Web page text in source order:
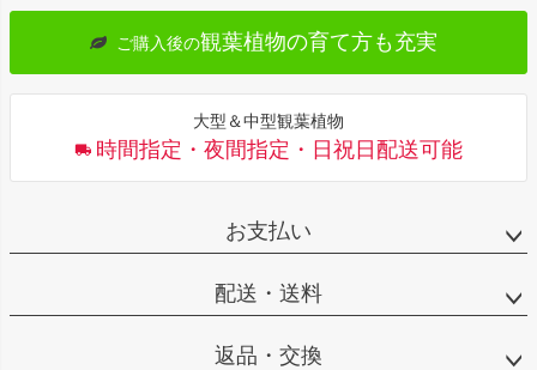
ご購入後の観葉植物の育て方も充実
大型＆中型観葉植物
時間指定・夜間指定・日祝日配送可能
お支払い
配送・送料
返品・交換